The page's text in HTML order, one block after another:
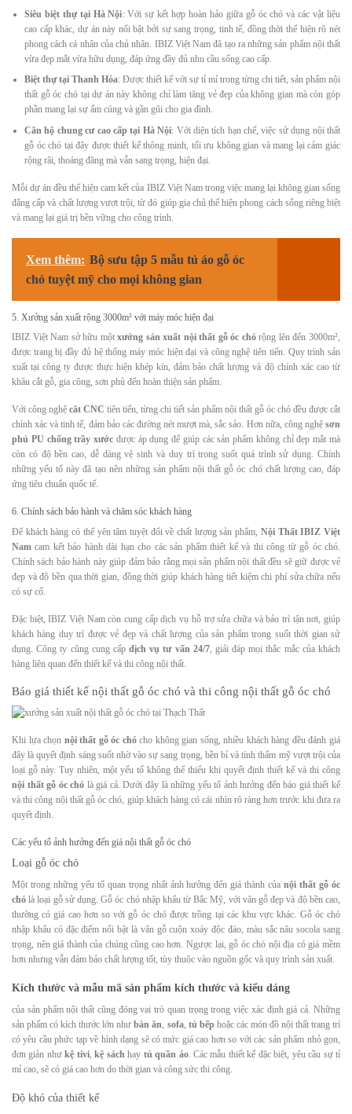
Siêu biệt thự tại Hà Nội: Với sự kết hợp hoàn hảo giữa gỗ óc chó và các vật liệu
cao cấp khác, dự án này nổi bật bởi sự sang trọng, tinh tế, đồng thời thể hiện rõ nét
phong cách cá nhân của chủ nhân. IBIZ Việt Nam đã tạo ra những sản phẩm nội thất
vừa đẹp mắt vừa hữu dụng, đáp ứng đầy đủ nhu cầu sống cao cấp.
Biệt thự tại Thanh Hóa: Được thiết kế với sự tỉ mỉ trong từng chi tiết, sản phẩm nội
thất gỗ óc chó tại dự án này không chỉ làm tăng vẻ đẹp của không gian mà còn góp
phần mang lại sự ấm cúng và gần gũi cho gia đình.
Căn hộ chung cư cao cấp tại Hà Nội: Với diện tích hạn chế, việc sử dụng nội thất
gỗ óc chó tại đây được thiết kế thông minh, tối ưu không gian và mang lại cảm giác
rộng rãi, thoáng đãng mà vẫn sang trọng, hiện đại.
Mỗi dự án đều thể hiện cam kết của IBIZ Việt Nam trong việc mang lại không gian sống
đẳng cấp và chất lượng vượt trội, từ đó giúp gia chủ thể hiện phong cách sống riêng biệt
và mang lại giá trị bền vững cho công trình.
Xem thêm: Bộ sưu tập 5 mẫu tủ áo gỗ óc
chó tuyệt mỹ cho mọi không gian
5. Xưởng sản xuất rộng 3000m² với máy móc hiện đại
IBIZ Việt Nam sở hữu mộtxưởng sản xuất nội thất gỗ óc chórộng lên đến 3000m²,
được trang bị đầy đủ hệ thống máy móc hiện đại và công nghệ tiên tiến. Quy trình sản
xuất tại công ty được thực hiện khép kín, đảm bảo chất lượng và độ chính xác cao từ
khâu cắt gỗ, gia công, sơn phủ đến hoàn thiện sản phẩm.
Với công nghệ cắt CNC tiên tiến, từng chi tiết sản phẩm nội thất gỗ óc chó đều được cắt
chính xác và tinh tế, đảm bảo các đường nét mượt mà, sắc sảo. Hơn nữa, công nghệ sơn
phủ PU chống trầy xước được áp dụng để giúp các sản phẩm không chỉ đẹp mắt mà
còn có độ bền cao, dễ dàng vệ sinh và duy trì trong suốt quá trình sử dụng. Chính
những yếu tố này đã tạo nên những sản phẩm nội thất gỗ óc chó chất lượng cao, đáp
ứng tiêu chuẩn quốc tế.
6. Chính sách bảo hành và chăm sóc khách hàng
Để khách hàng có thể yên tâm tuyệt đối về chất lượng sản phẩm, Nội Thất IBIZ Việt
Nam cam kết bảo hành dài hạn cho các sản phẩm thiết kế và thi công từ gỗ óc chó.
Chính sách bảo hành này giúp đảm bảo rằng mọi sản phẩm nội thất đều sẽ giữ được vẻ
đẹp và độ bền qua thời gian, đồng thời giúp khách hàng tiết kiệm chi phí sửa chữa nếu
có sự cố.
Đặc biệt, IBIZ Việt Nam còn cung cấp dịch vụ hỗ trợ sửa chữa và bảo trì tận nơi, giúp
khách hàng duy trì được vẻ đẹp và chất lượng của sản phẩm trong suốt thời gian sử
dụng. Công ty cũng cung cấpdịch vụ tư vấn 24/7, giải đáp mọi thắc mắc của khách
hàng liên quan đến thiết kế và thi công nội thất.
Báo giá thiết kế nội thất gỗ óc chó và thi công nội thất gỗ óc chó
Khi lựa chọn nội thất gỗ óc chócho không gian sống, nhiều khách hàng đều đánh giá
đây là quyết định sáng suốt nhờ vào sự sang trọng, bền bỉ và tính thẩm mỹ vượt trội của
loại gỗ này. Tuy nhiên, một yếu tố không thể thiếu khi quyết định thiết kế và thi công
nội thất gỗ óc chó là giá cả. Dưới đây là những yếu tố ảnh hưởng đến báo giá thiết kế
và thi công nội thất gỗ óc chó, giúp khách hàng có cái nhìn rõ ràng hơn trước khi đưa ra
quyết định.
Các yếu tố ảnh hưởng đến giá nội thất gỗ óc chó
Loại gỗ óc chó
Một trong những yếu tố quan trọng nhất ảnh hưởng đến giá thành củanội thất gỗ óc
chó là loại gỗ sử dụng. Gỗ óc chó nhập khẩu từ Bắc Mỹ, với vân gỗ đẹp và độ bền cao,
thường có giá cao hơn so với gỗ óc chó được trồng tại các khu vực khác. Gỗ óc chó
nhập khẩu có đặc điểm nổi bật là vân gỗ cuộn xoáy độc đáo, màu sắc nâu socola sang
trọng, nên giá thành của chúng cũng cao hơn. Ngược lại, gỗ óc chó nội địa có giá mềm
hơn nhưng vẫn đảm bảo chất lượng tốt, tùy thuộc vào nguồn gốc và quy trình sản xuất.
Kích thước và mẫu mã sản phẩm kích thước và kiểu dáng
của sản phẩm nội thất cũng đóng vai trò quan trọng trong việc xác định giá cả. Những
sản phẩm có kích thước lớn nhưbàn ăn sofa, tủ bếp hoặc các món đồ nội thất trang trí
có yêu cầu phức tạp về hình dạng sẽ có mức giá cao hơn so với các sản phẩm nhỏ gọn,
đơn giản nhưkệ tivi,kệ sách hay tủ quần áo. Các mẫu thiết kế đặc biệt, yêu cầu sự tỉ
mỉ cao, sẽ có giá cao hơn do thời gian và công sức thi công.
Độ khó của thiết kế